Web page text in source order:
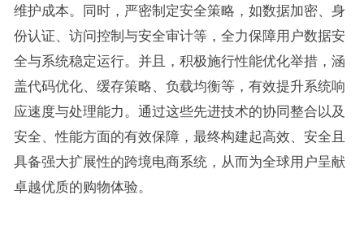
维护成本。同时，严密制定安全策略，如数据加密、身
份认证、访问控制与安全审计等，全力保障用户数据安
全与系统稳定运行。并且，积极施行性能优化举措，涵
盖代码优化、缓存策略、负载均衡等，有效提升系统响
应速度与处理能力。通过这些先进技术的协同整合以及
安全、性能方面的有效保障，最终构建起高效、安全且
具备强大扩展性的跨境电商系统，从而为全球用户呈献
卓越优质的购物体验。